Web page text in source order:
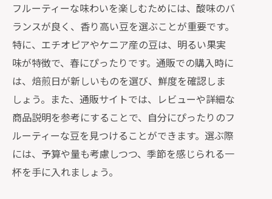
秋の風味を楽しむコーヒーの選び方
通販で味わう秋限定ブレンドの魅力
hanacoffeeの秋の特別な風味の紹介
自宅でほっこりと楽しむ秋のコーヒー
レシピ
秋コーヒーに合うスイーツとその提案
秋の夜長にぴったりなコーヒーブレイ
クの過ごし方
冬の温もりを通販で！スパイシーコーヒー
フルーティーな味わいを楽しむためには、酸味のバ
ランスが良く、香り高い豆を選ぶことが重要です。
特に、エチオピアやケニア産の豆は、明るい果実
味が特徴で、春にぴったりです。通販での購入時に
は、焙煎日が新しいものを選び、鮮度を確認しま
しょう。また、通販サイトでは、レビューや詳細な
商品説明を参考にすることで、自分にぴったりのフ
ルーティーな豆を見つけることができます。選ぶ際
には、予算や量も考慮しつつ、季節を感じられる一
杯を手に入れましょう。